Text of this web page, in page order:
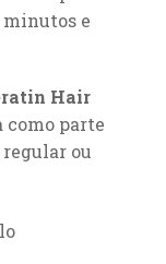
e
Hair
como parte
ou